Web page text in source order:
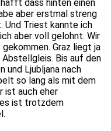
dass hinten einen
aber erstmal streng
Und Triest kannte ich
aber voll gelohnt. Wir
Graz liegt ja
Bis auf den
und Ljubljana nach
so lang als mit dem
ist auch eher
ist trotzdem